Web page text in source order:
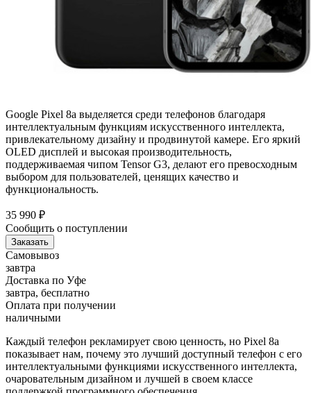
Google Pixel 8a выделяется среди телефонов благодаря
интеллектуальным функциям искусственного интеллекта,
привлекательному дизайну и продвинутой камере. Его яркий
OLED дисплей и высокая производительность,
поддерживаемая чипом Tensor G3, делают его превосходным
выбором для пользователей, ценящих качество и
функциональность.
35 990 ₽
Сообщить о поступлении
Заказать
Самовывоз
завтра
Доставка по Уфе
завтра, бесплатно
Оплата при получении
наличными
Каждый телефон рекламирует свою ценность, но Pixel 8a
показывает нам, почему это лучший доступный телефон с его
интеллектуальными функциями искусственного интеллекта,
очаровательным дизайном и лучшей в своем классе